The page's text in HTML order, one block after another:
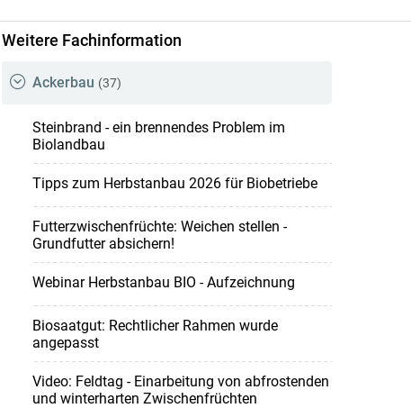
Weitere Fachinformation
Ackerbau (37)
Steinbrand - ein brennendes Problem im
Biolandbau
Tipps zum Herbstanbau 2026 für Biobetriebe
Futterzwischenfrüchte: Weichen stellen -
Grundfutter absichern!
Webinar Herbstanbau BIO - Aufzeichnung
Biosaatgut: Rechtlicher Rahmen wurde
angepasst
Video: Feldtag - Einarbeitung von abfrostenden
und winterharten Zwischenfrüchten